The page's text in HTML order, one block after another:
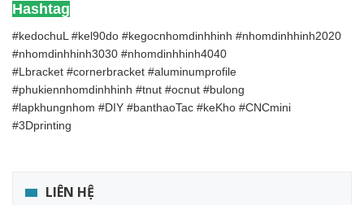
Hashtag
#kedochuL #kel90do #kegocnhomdinhhinh #nhomdinhhinh2020
#nhomdinhhinh3030 #nhomdinhhinh4040
#Lbracket #cornerbracket #aluminumprofile
#phukiennhomdinhhinh #tnut #ocnut #bulong
#lapkhungnhom #DIY #banthaoTac #keKho #CNCmini
#3Dprinting
LIÊN HỆ